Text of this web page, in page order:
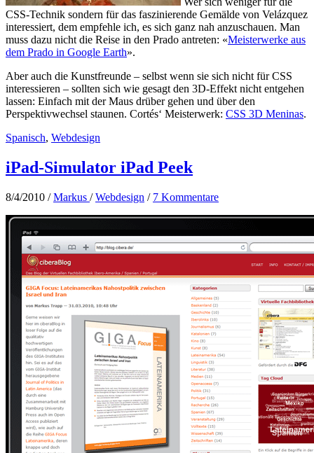
CSS-Technik sondern für das faszinierende Gemälde von Velázquez
interessiert, dem empfehle ich, es sich ganz nah anzuschauen. Man
muss dazu nicht die Reise in den Prado antreten: «Meisterwerke aus
dem Prado in Google Earth».
Aber auch die Kunstfreunde – selbst wenn sie sich nicht für CSS
interessieren – sollten sich wie gesagt den 3D-Effekt nicht entgehen
lassen: Einfach mit der Maus drüber gehen und über den
Perspektivwechsel staunen. Cortés‘ Meisterwerk: CSS 3D Meninas.
Spanisch, Webdesign
iPad-Simulator iPad Peek
8/4/2010 /Markus /Webdesign / 7 Kommentare